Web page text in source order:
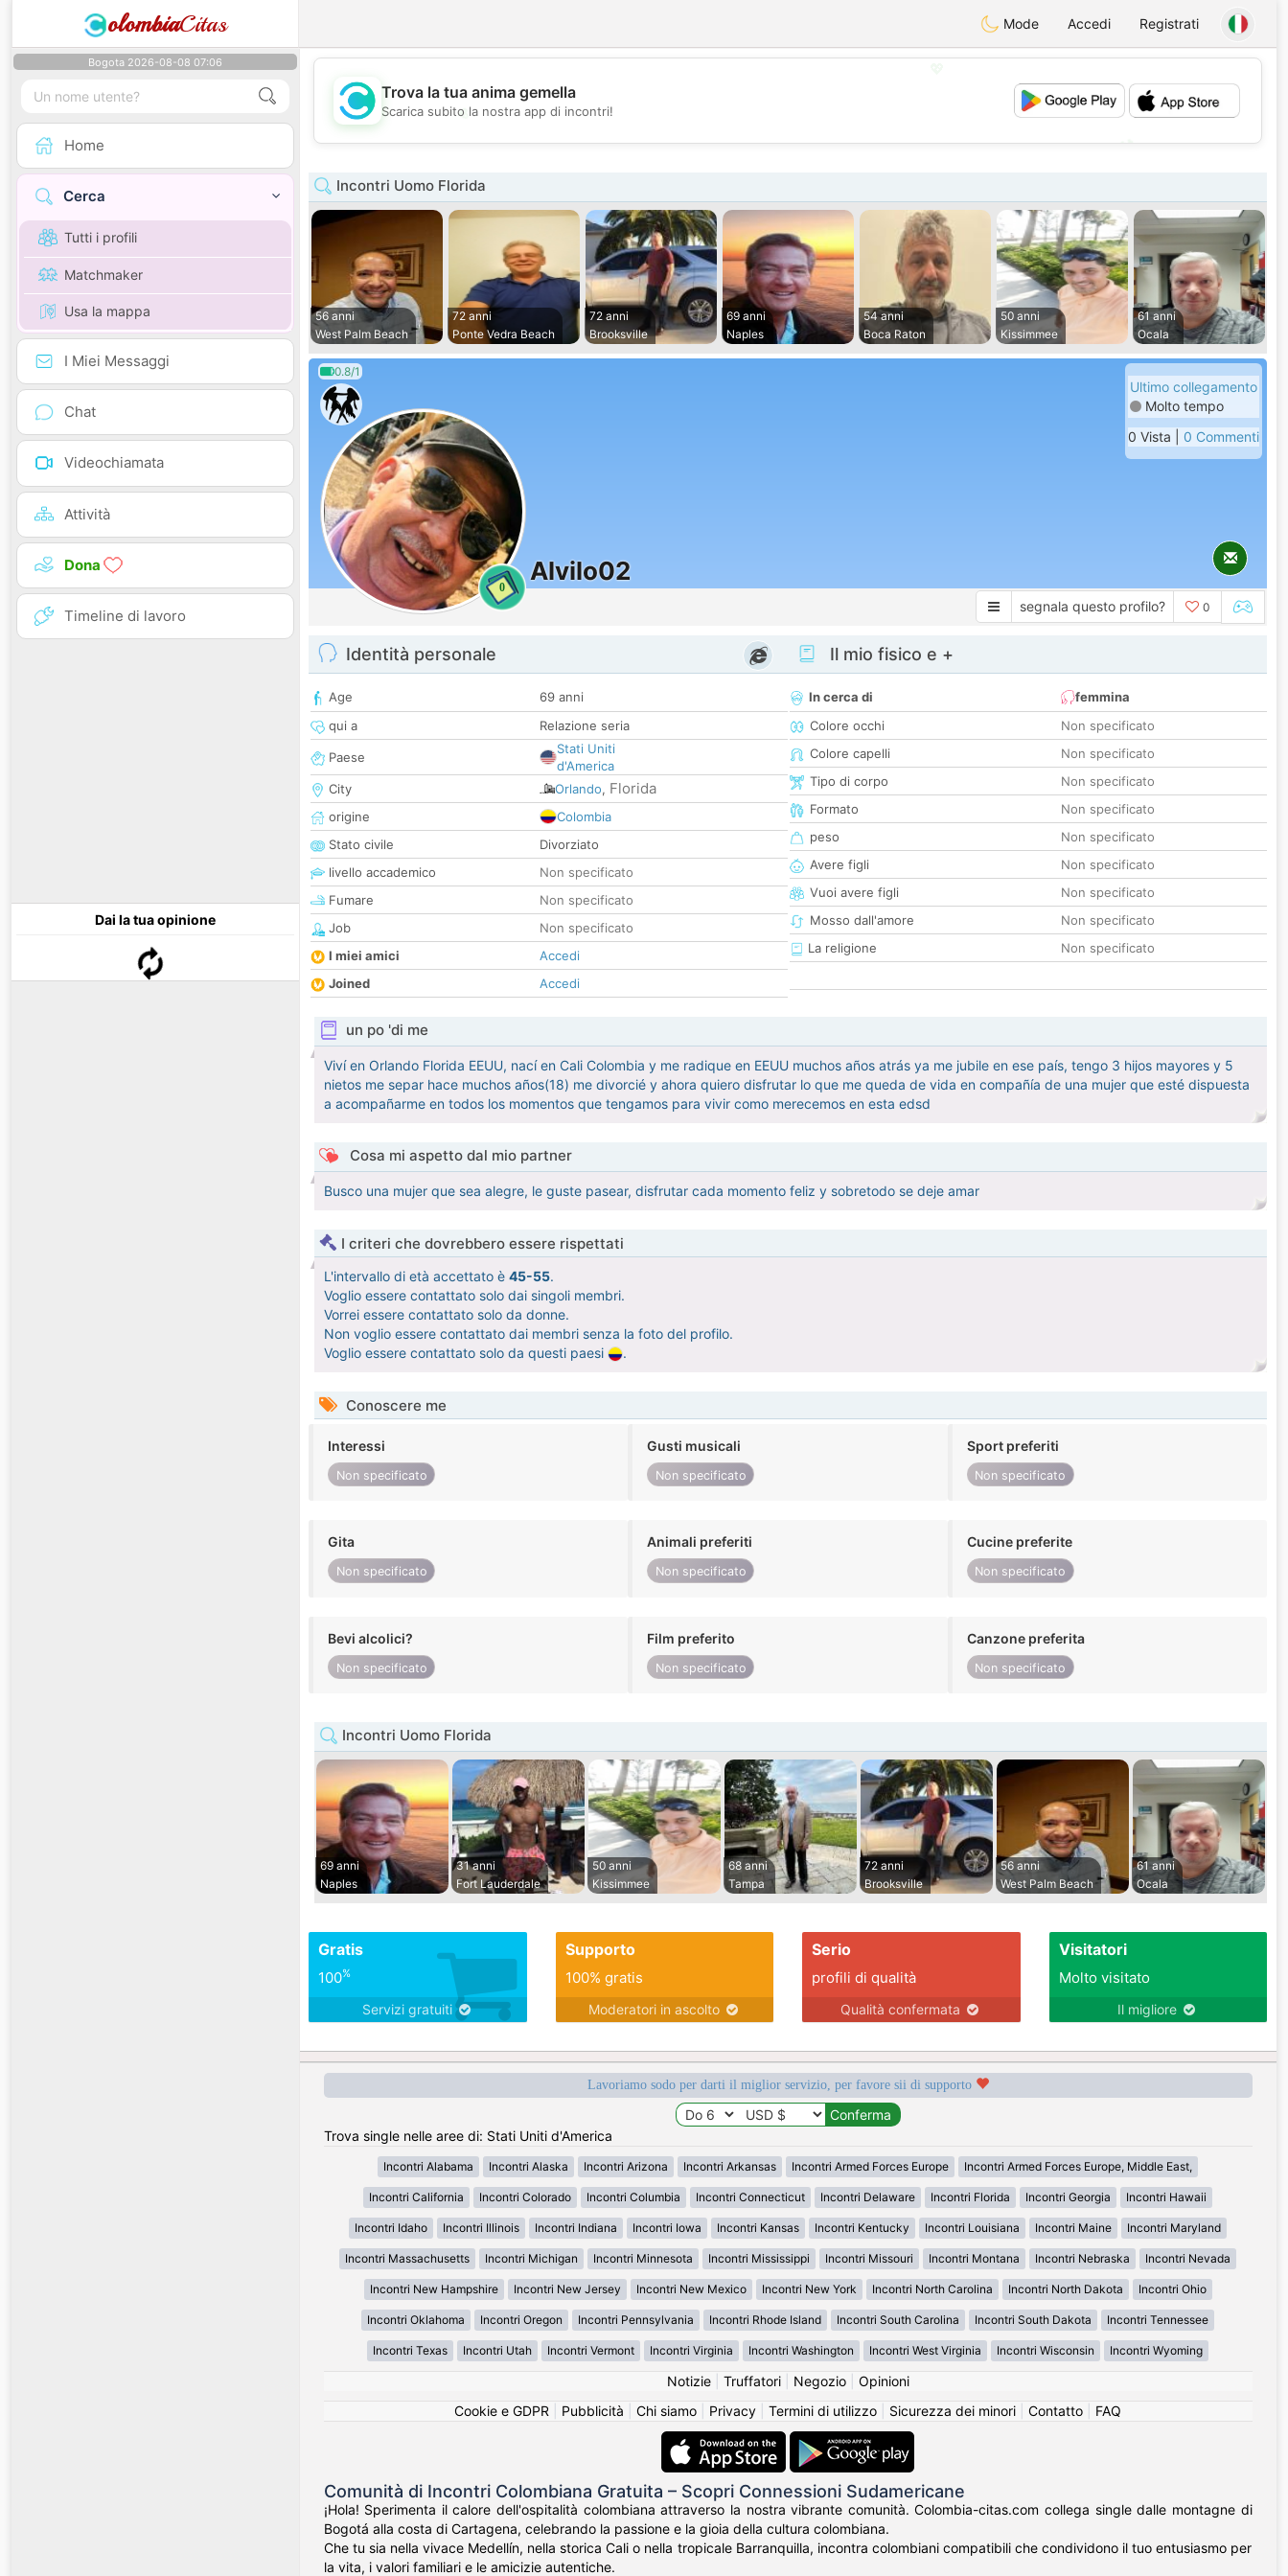
olombiaCitas Mode Accedi Registrati
Bogota 2026-08-08 07:06
Home
Cerca
Tutti i profili
Matchmaker
Usa la mappa
I Miei Messaggi
Chat
Videochiamata
Attività
Dona
Timeline di lavoro
Dai la tua opinione
💖
💕
Trova la tua anima gemella
Scarica subito la nostra app di incontri!
Incontri Uomo Florida
56 anni
West Palm Beach
72 anni
Ponte Vedra Beach
72 anni
Brooksville
69 anni
Naples
54 anni
Boca Raton
50 anni
Kissimmee
61 anni
Ocala
0.8/1
0
Alvilo02
Ultimo collegamento
Molto tempo
0 Vista | 0 Commenti
segnala questo profilo? 0
Identità personale
Age
69 anni
qui a
Relazione seria
Paese
Stati Uniti
d'America
City
Orlando, Florida
origine
Colombia
Stato civile
Divorziato
livello accademico
Non specificato
Fumare
Non specificato
Job
Non specificato
I miei amici
Accedi
Joined
Accedi
Il mio fisico e +
In cerca di
femmina
Colore occhi
Non specificato
Colore capelli
Non specificato
Tipo di corpo
Non specificato
Formato
Non specificato
peso
Non specificato
Avere figli
Non specificato
Vuoi avere figli
Non specificato
Mosso dall'amore
Non specificato
La religione
Non specificato
un po 'di me
Viví en Orlando Florida EEUU, nací en Cali Colombia y me radique en EEUU muchos años atrás ya me jubile en ese país, tengo 3 hijos mayores y 5
nietos me separ hace muchos años(18) me divorcié y ahora quiero disfrutar lo que me queda de vida en compañía de una mujer que esté dispuesta
a acompañarme en todos los momentos que tengamos para vivir como merecemos en esta edsd
Cosa mi aspetto dal mio partner
Busco una mujer que sea alegre, le guste pasear, disfrutar cada momento feliz y sobretodo se deje amar
I criteri che dovrebbero essere rispettati
L'intervallo di età accettato è 45-55.
Voglio essere contattato solo dai singoli membri.
Vorrei essere contattato solo da donne.
Non voglio essere contattato dai membri senza la foto del profilo.
Voglio essere contattato solo da questi paesi
.
Conoscere me
Interessi
Non specificato
Gusti musicali
Non specificato
Sport preferiti
Non specificato
Gita
Non specificato
Animali preferiti
Non specificato
Cucine preferite
Non specificato
Bevi alcolici?
Non specificato
Film preferito
Non specificato
Canzone preferita
Non specificato
Incontri Uomo Florida
69 anni
Naples
31 anni
Fort Lauderdale
50 anni
Kissimmee
68 anni
Tampa
72 anni
Brooksville
56 anni
West Palm Beach
61 anni
Ocala
Gratis
100%
Servizi gratuiti
Supporto
100% gratis
Moderatori in ascolto
Serio
profili di qualità
Qualità confermata
Visitatori
Molto visitato
Il migliore
Lavoriamo sodo per darti il miglior servizio, per favore sii di supporto
Trova single nelle aree di: Stati Uniti d'America
Incontri Alabama Incontri Alaska Incontri Arizona Incontri Arkansas Incontri Armed Forces Europe Incontri Armed Forces Europe, Middle East,
Incontri California Incontri Colorado Incontri Columbia Incontri Connecticut Incontri Delaware Incontri Florida Incontri Georgia Incontri Hawaii
Incontri Idaho Incontri Illinois Incontri Indiana Incontri Iowa Incontri Kansas Incontri Kentucky Incontri Louisiana Incontri Maine Incontri Maryland
Incontri Massachusetts Incontri Michigan Incontri Minnesota Incontri Mississippi Incontri Missouri Incontri Montana Incontri Nebraska Incontri Nevada
Incontri New Hampshire Incontri New Jersey Incontri New Mexico Incontri New York Incontri North Carolina Incontri North Dakota Incontri Ohio
Incontri Oklahoma Incontri Oregon Incontri Pennsylvania Incontri Rhode Island Incontri South Carolina Incontri South Dakota Incontri Tennessee
Incontri Texas Incontri Utah Incontri Vermont Incontri Virginia Incontri Washington Incontri West Virginia Incontri Wisconsin Incontri Wyoming
Notizie| Truffatori| Negozio| Opinioni
Cookie e GDPR
Pubblicità Chi siamo Privacy Termini di utilizzo Sicurezza dei minori Contatto FAQ
Comunità di Incontri Colombiana Gratuita – Scopri Connessioni Sudamericane
¡Hola! Sperimenta il calore dell'ospitalità colombiana attraverso la nostra vibrante comunità. Colombia-citas.com collega single dalle montagne di
Bogotá alla costa di Cartagena, celebrando la passione e la gioia della cultura colombiana.
Che tu sia nella vivace Medellín, nella storica Cali o nella tropicale Barranquilla, incontra colombiani compatibili che condividono il tuo entusiasmo per
la vita, i valori familiari e le amicizie autentiche.